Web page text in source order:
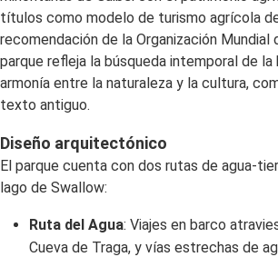
títulos como modelo de turismo agrícola
recomendación de la Organización Mundial
parque refleja la búsqueda intemporal de la
armonía entre la naturaleza y la cultura,
texto antiguo.
Diseño arquitectónico
El parque cuenta con dos rutas de agua-
lago de Swallow:
Ruta del Agua: Viajes en barco
Cueva de Traga, y vías estrechas de